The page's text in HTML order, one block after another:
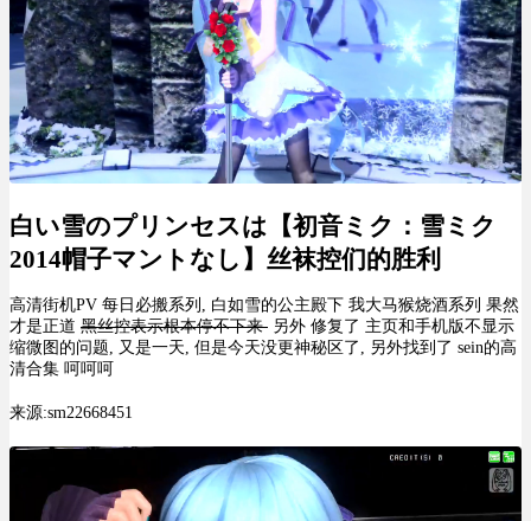
白い雪のプリンセスは【初音ミク：雪ミク
2014帽子マントなし】丝袜控们的胜利
高清街机PV 每日必搬系列, 白如雪的公主殿下 我大马猴烧酒系列 果然
才是正道 黑丝控表示根本停不下来 另外 修复了 主页和手机版不显示
缩微图的问题, 又是一天, 但是今天没更神秘区了, 另外找到了 sein的高
清合集 呵呵呵
来源:sm22668451